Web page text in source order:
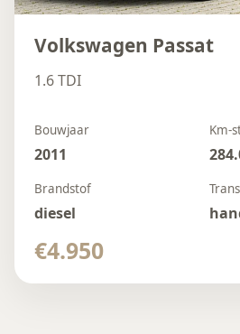
Volkswagen Passat
1.6 TDI
Bouwjaar
2011
Km-
Brandstof
diesel
€4.950